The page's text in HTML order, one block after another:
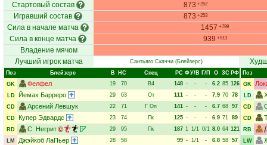
Стартовый состав
873 +252
Игравший состав 873 +253
Сила в начале матча 1457 +799
Сила в конце матча 939 +513
Владение мячом
Лучший игрок матча
Сантьяго Скаччи (Блейзерс)
Поз Блейзерс В НC Спец РC ФУ/В Г/П О ЗС РФ
GK
Фелфел 19 70 В4 148 - - - 6.2 85 126
LD
Йемах Барреро 29 63 От 111 - - - 7.9 70 78
CD
Арсений Левшук 22 71 Г Оп 141 - - - 6.7 68 97
CD Купер Эдвардс 23 74 Пк 125 - - - 6.9 71 89
RD
С. Негрит 29 95 Пк 187 1 1/1 0/1 8.0 64 121
LM
Джэйкоб ЛаПьер 28 58 99 - 1/1 - 6.8 58 57
Поз
GK
LD
CD
CD
RB
LW